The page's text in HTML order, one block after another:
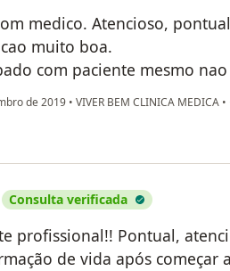
medico. Atencioso,
muito boa.
com paciente mesmo
de 2019 • VIVER BEM CLINICA MEDICA •
Consulta verificada
profissional!! Pontual,
de vida após começar